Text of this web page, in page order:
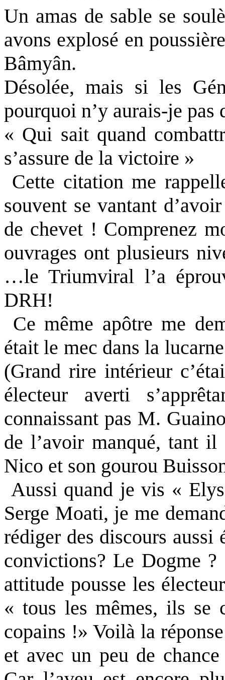
Un amas de sable se
avons explosé en
Bâmyân.
Désolée, mais si les
pourquoi n’y aurais-je
« Qui sait quand
s’assure de la victoire »
Cette citation me
souvent se vantant
de chevet ! Comprenez
ouvrages ont plusieurs
…le Triumviral l’a
DRH!
Ce même apôtre me
était le mec dans la
(Grand rire intérieur
électeur averti
connaissant pas M.
de l’avoir manqué, tant
Nico et son gourou
Aussi quand je vis «
Serge Moati, je me
rédiger des discours aussi
convictions? Le Dogme
attitude pousse les
« tous les mêmes, ils se
copains !» Voilà la
et avec un peu de